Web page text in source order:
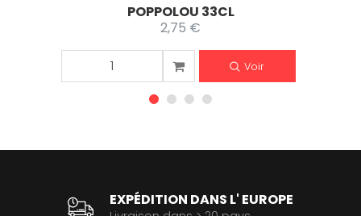
POPPOLOU 33CL
2,75 €
Voir
EXPÉDITION DANS L' EUROPE